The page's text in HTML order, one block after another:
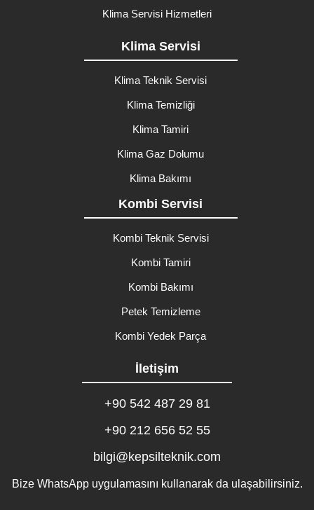
Klima Servisi Hizmetleri
Klima Servisi
Klima Teknik Servisi
Klima Temizliği
Klima Tamiri
Klima Gaz Dolumu
Klima Bakımı
Kombi Servisi
Kombi Teknik Servisi
Kombi Tamiri
Kombi Bakımı
Petek Temizleme
Kombi Yedek Parça
İletişim
+90 542 487 29 81
+90 212 656 52 55
bilgi@kepsilteknik.com
Bize WhatsApp uygulamasını kullanarak da ulaşabilirsiniz.